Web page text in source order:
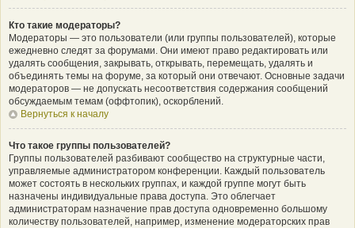
Кто такие модераторы?
Модераторы — это пользователи (или группы пользователей), которые
ежедневно следят за форумами. Они имеют право редактировать или
удалять сообщения, закрывать, открывать, перемещать, удалять и
объединять темы на форуме, за который они отвечают. Основные задачи
модераторов — не допускать несоответствия содержания сообщений
обсуждаемым темам (оффтопик), оскорблений.
Вернуться к началу
Что такое группы пользователей?
Группы пользователей разбивают сообщество на структурные части,
управляемые администратором конференции. Каждый пользователь
может состоять в нескольких группах, и каждой группе могут быть
назначены индивидуальные права доступа. Это облегчает
администраторам назначение прав доступа одновременно большому
количеству пользователей, например, изменение модераторских прав